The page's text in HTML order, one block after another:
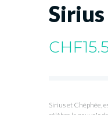
CHF
Sirius et Chéphée,